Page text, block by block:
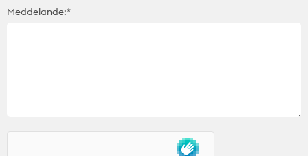
Meddelande:*